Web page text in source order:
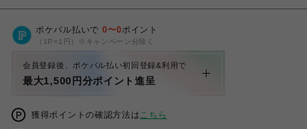
ポケパル払いで 0〜0ポイント
（1P=1円）※キャンペーン分除く
会員登録後、ポケパル払い初回登録&利用で
最大1,500円分ポイント進呈
獲得ポイントの確認方法はこちら